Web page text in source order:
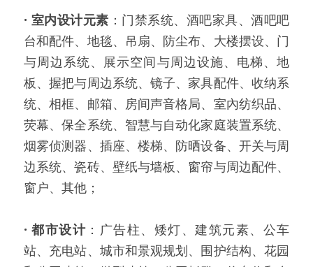
· 室内设计元素 ：门禁系统、酒吧家具、酒吧吧
台和配件、地毯、吊扇、防尘布、大楼摆设、门
与周边系统、展示空间与周边设施、电梯、地
板、握把与周边系统、镜子、家具配件、收纳系
统、相框、邮箱、房间声音格局、室內纺织品、
荧幕、保全系统、智慧与自动化家庭装置系统、
烟雾侦测器、插座、楼梯、防晒设备、开关与周
边系统、瓷砖、壁纸与墙板、窗帘与周边配件、
窗户、其他；
· 都市设计 ：广告柱、矮灯、建筑元素、公车
站、充电站、城市和景观规划、围护结构、花园